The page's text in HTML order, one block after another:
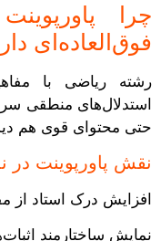
چرا
فوق‌العاده‌ای
رشته ریاضی با
استدلال‌های منطقی
حتی محتوای قوی هم
نقش پاورپوینت در
افزایش درک استاد از
نمایش ساختارمند